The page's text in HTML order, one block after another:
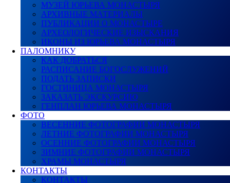
МУЗЕЙ ЮРЬЕВА МОНАСТЫРЯ
АРХИВНЫЕ МАТЕРИАЛЫ
ПУБЛИКАЦИИ О МОНАСТЫРЕ
АРХЕОЛОГИЧЕСКИЕ ИЗЫСКАНИЯ
ИКОНЫ ИЗ ЮРЬЕВА МОНАСТЫРЯ
ПАЛОМНИКУ
КАК ДОБРАТЬСЯ
РАСПИСАНИЕ БОГОСЛУЖЕНИЙ
ПОДАТЬ ЗАПИСКИ
ГОСТИНИЦА МОНАСТЫРЯ
ЗАКАЗАТЬ ЭКСКУРСИЮ
ГЕНПЛАН ЮРЬЕВА МОНАСТЫРЯ
ФОТО
ВЕСЕННИЕ ФОТОГРАФИИ МОНАСТЫРЯ
ЛЕТНИЕ ФОТОГРАФИИ МОНАСТЫРЯ
ОСЕННИЕ ФОТОГРАФИИ МОНАСТЫРЯ
ЗИМНИЕ ФОТОГРАФИИ МОНАСТЫРЯ
ХРАМЫ МОНАСТЫРЯ
КОНТАКТЫ
КОНТАКТЫ